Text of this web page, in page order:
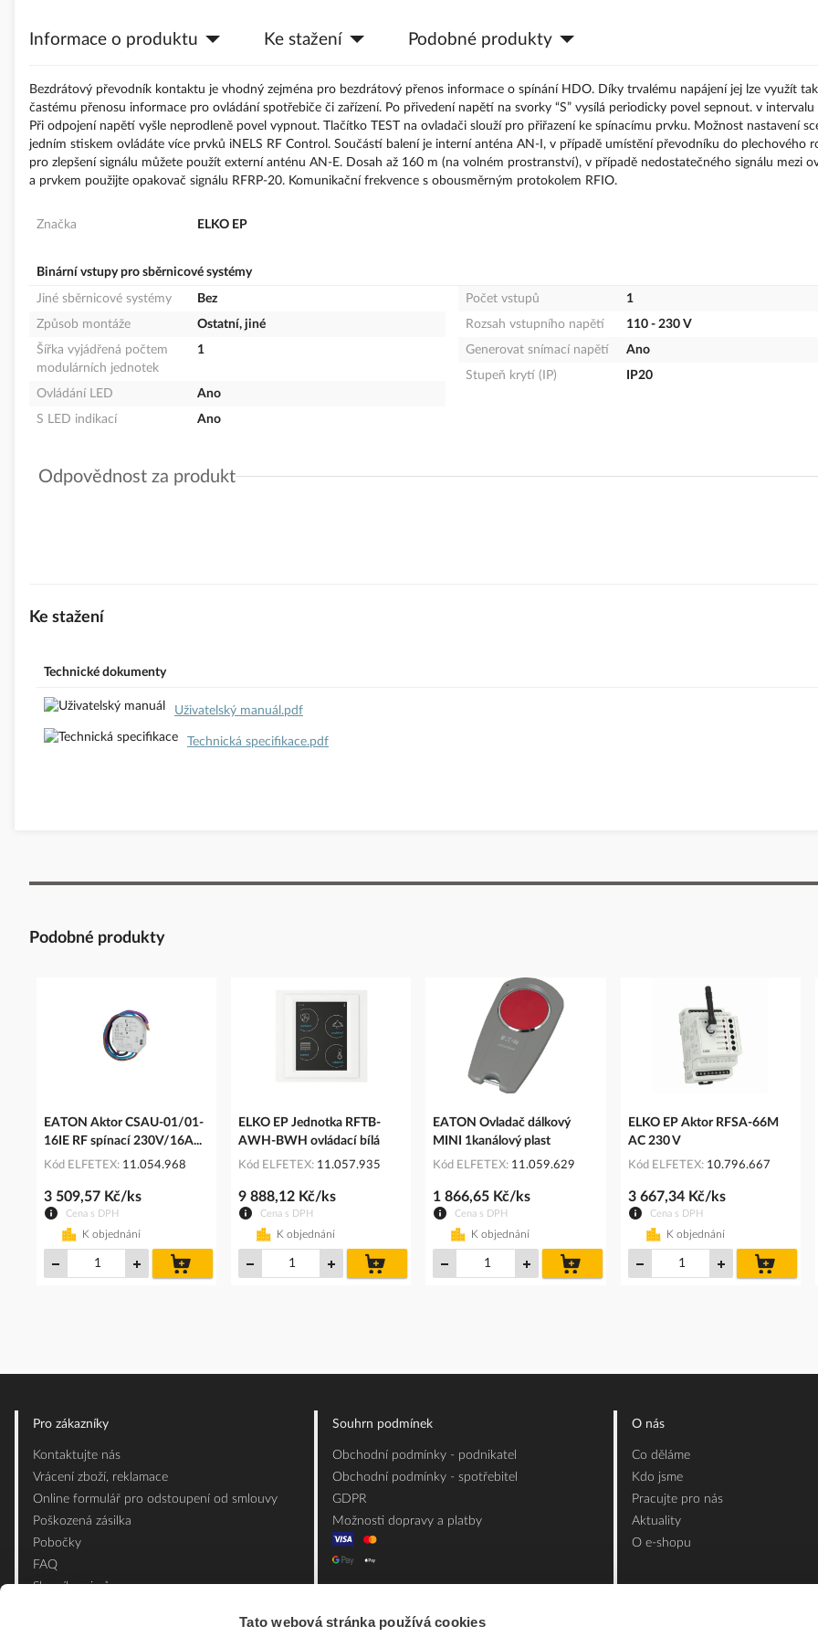
Tato webová stránka používá cookies
obrázky
Informace o produktu Ke stažení Podobné produkty
Bezdrátový převodník kontaktu je vhodný zejména pro bezdrátový přenos informace o spínání HDO. Díky trvalému napájení jej lze využít
častému přenosu informace pro ovládání spotřebiče či zařízení. Po přivedení napětí na svorky “S” vysílá periodicky povel sepnout. v
Při odpojení napětí vyšle neprodleně povel vypnout. Tlačítko TEST na ovladači slouží pro přiřazení ke spínacímu prvku. Možnost nastavení
jedním stiskem ovládáte více prvků iNELS RF Control. Součástí balení je interní anténa AN-I, v případě umístění převodníku do plechového
pro zlepšení signálu můžete použít externí anténu AN-E. Dosah až 160 m (na volném prostranství), v případě nedostatečného signálu mezi
a prvkem použijte opakovač signálu RFRP-20. Komunikační frekvence s obousměrným protokolem RFIO.
Značka ELKO EP
Binární vstupy pro sběrnicové systémy
Jiné sběrnicové systémy
Bez
Způsob montáže
Ostatní, jiné
Šířka vyjádřená počtem
modulárních jednotek
1
Ovládání LED
Ano
S LED indikací
Ano
Počet vstupů
1
Rozsah vstupního napětí
110 - 230 V
Generovat snímací napětí
Ano
Stupeň krytí (IP)
IP20
GPSR Details
Odpovědnost za produkt
https://www.elkoep.cz/
Ke stažení
Technické dokumenty
Uživatelský manuál.pdf
Technická specifikace.pdf
Podobné produkty
EATON Aktor CSAU-01/01-
16IE RF spínací 230V/16A...
Kód ELFETEX 11.054.968
Cena s DPH
3 509,57 Kč/ks
K objednání
košíku
ELKO EP Jednotka RFTB-
AWH-BWH ovládací bílá
Kód ELFETEX 11.057.935
Cena s DPH
9 888,12 Kč/ks
K objednání
košíku
EATON Ovladač dálkový
MINI 1kanálový plast
Kód ELFETEX 11.059.629
Cena s DPH
1 866,65 Kč/ks
K objednání
košíku
ELKO EP Aktor RFSA-66M
AC 230 V
Kód ELFETEX 10.796.667
Cena s DPH
3 667,34 Kč/ks
K objednání
košíku
Pro zákazníky
Kontaktujte nás
Vrácení zboží, reklamace
Online formulář pro odstoupení od smlouvy
Poškozená zásilka
Pobočky
FAQ
Slovník pojmů
Souhrn podmínek
Obchodní podmínky - podnikatel
Obchodní podmínky - spotřebitel
GDPR
Možnosti dopravy a platby
O nás
Co děláme
Kdo jsme
Pracujte pro nás
Aktuality
O e-shopu